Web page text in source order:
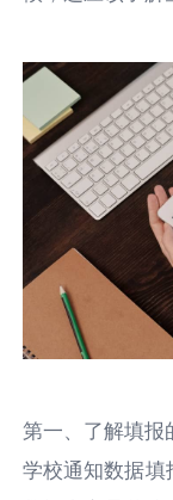
第一、了解填报
学校通知数据